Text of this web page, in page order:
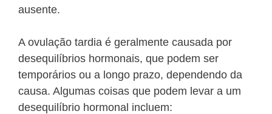
ausente.
A ovulação tardia é geralmente causada por
desequilíbrios hormonais, que podem ser
temporários ou a longo prazo, dependendo da
causa. Algumas coisas que podem levar a um
desequilíbrio hormonal incluem: